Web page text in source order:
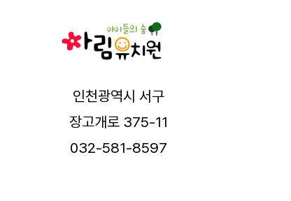
인천광역시 서구
장고개로 375-11
032-581-8597